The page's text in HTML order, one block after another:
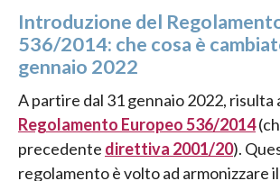
Introduzione del
536/2014: che cosa è
gennaio 2022
A partire dal 31 gennaio 2022, risulta
Regolamento Europeo 536/2014
precedente direttiva 2001/20).
regolamento è volto ad armonizzare